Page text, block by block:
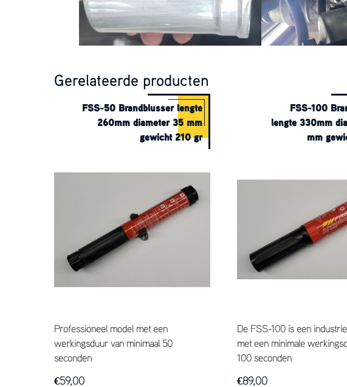
Gerelateerde producten
FSS-50 Brandblusser lengte
260mm diameter 35 mm
gewicht 210 gr
Professioneel model met een
werkingsduur van minimaal 50
seconden
€59,00
FSS-100
lengte 330mm
mm
De FSS-100 is een
met een minimale
100 seconden
€89,00